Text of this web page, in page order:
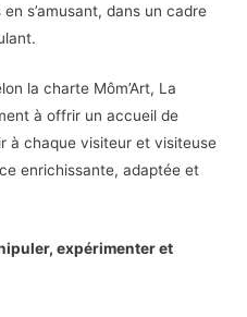
s’amusant, dans un cadre
la charte Môm’Art, La
à offrir un accueil de
à chaque visiteur et visiteuse
enrichissante, adaptée et
expérimenter et